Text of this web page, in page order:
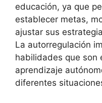
educación, ya que
establecer metas,
ajustar sus
La autorregulación
habilidades que son
aprendizaje
diferentes